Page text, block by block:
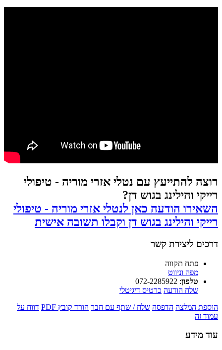
רוצה להתייעץ עם נטלי אזרי מוריה - טיפולי
רייקי והילינג בגוש דן?
השאירו הודעה כאן לנטלי אזרי מוריה - טיפולי
רייקי והילינג בגוש דן וקבלו תשובה אישית
דרכים ליצירת קשר
פתח תקווה
מפה וניווט
טלפון:
072-2285922
שלח הודעה כרטיס דיגיטלי
הוספת המלצה הדפסה שלח / שתף עם חבר הורד קובץ PDF
דווח על
עמוד זה
עוד מידע